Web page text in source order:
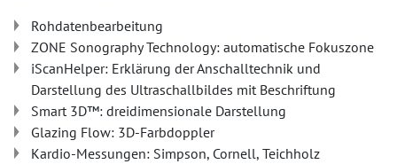
Rohdatenbearbeitung
ZONE Sonography Technology: automatische Fokuszone
iScanHelper: Erklärung der Anschalltechnik und
Darstellung des Ultraschallbildes mit Beschriftung
Smart 3D™: dreidimensionale Darstellung
Glazing Flow: 3D-Farbdoppler
Kardio-Messungen: Simpson, Cornell, Teichholz